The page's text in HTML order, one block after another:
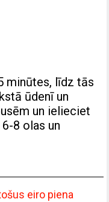
minūtes, līdz tās
ūdenī un
un ielieciet
8 olas un
eiro piena